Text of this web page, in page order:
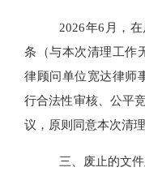
2026年6月，
条（与本次清理工作
律顾问单位宽达律师
行合法性审核、公平
议，原则同意本次清理
三、废止的文